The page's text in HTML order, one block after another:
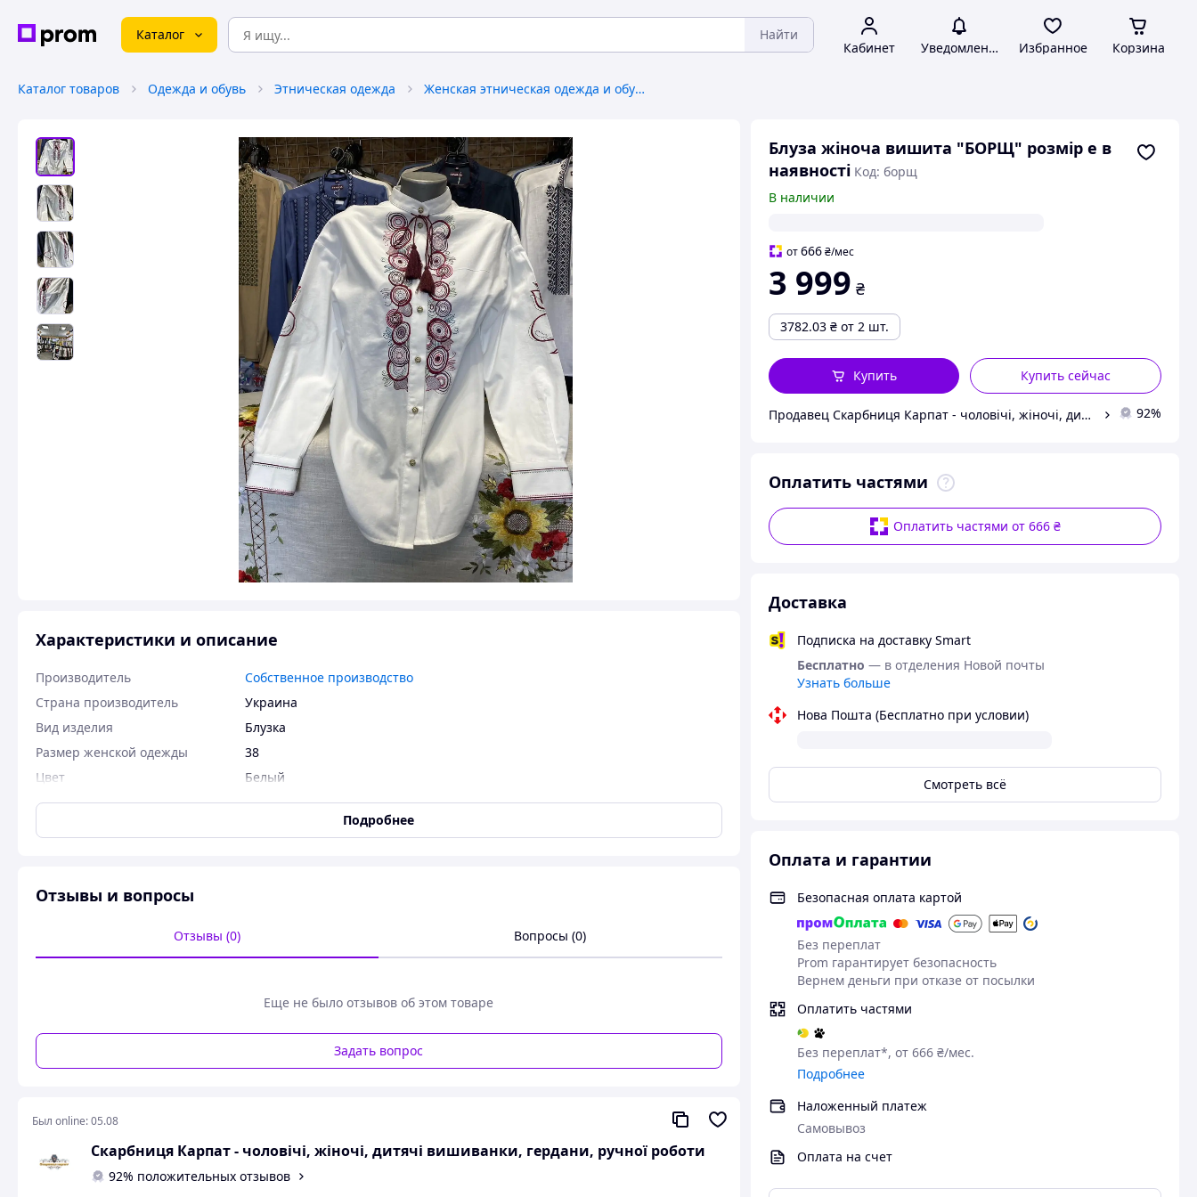
Каталог Найти
Кабинет Уведомления Избранное Корзина
Каталог товаров Одежда и обувь Этническая одежда Женская этническая одежда и обувь
Блуза жіноча вишита "БОРЩ" розмір е в
наявності Код: борщ
В наличии
от666 ₴/мес
3 999 ₴
3782.03 ₴ от 2 шт.
Купить сейчас
Купить
Продавец Скарбниця Карпат - чоловічі, жіночі, дитячі вишиванки, гердани, ручної роботи 92%
Оплатить частями
Оплатить частями от 666 ₴
Доставка
Подписка на доставку Smart
Бесплатно — в отделения Новой почты
Узнать больше
Нова Пошта (Бесплатно при условии)
Смотреть всё
Оплата и гарантии
Безопасная оплата картой
Без переплат
Prom гарантирует безопасность
Вернем деньги при отказе от посылки
Оплатить частями
Без переплат*, от 666 ₴/мес.
Подробнее
Наложенный платеж
Самовывоз
Оплата на счет
Характеристики и описание
Производитель
Собственное производство
Страна производитель
Украина
Вид изделия
Блузка
Размер женской одежды
38
Цвет
Белый
Тип ткани
Бязь
Цветочный принт и растительные узоры
Пол
Блуза жіноча вишита "БОРЩ" розмір е в наявності
Доступні розміри: які в таблиці.
Подробнее
Отзывы и вопросы
Отзывы (0) Вопросы (0)
Еще не было отзывов об этом товаре
Задать вопрос
Был online:05.08
Скарбниця Карпат - чоловічі, жіночі, дитячі вишиванки, гердани, ручної роботи
92% положительных отзывов